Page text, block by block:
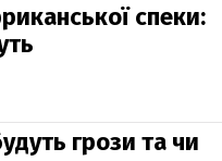
спеки:
грози та чи